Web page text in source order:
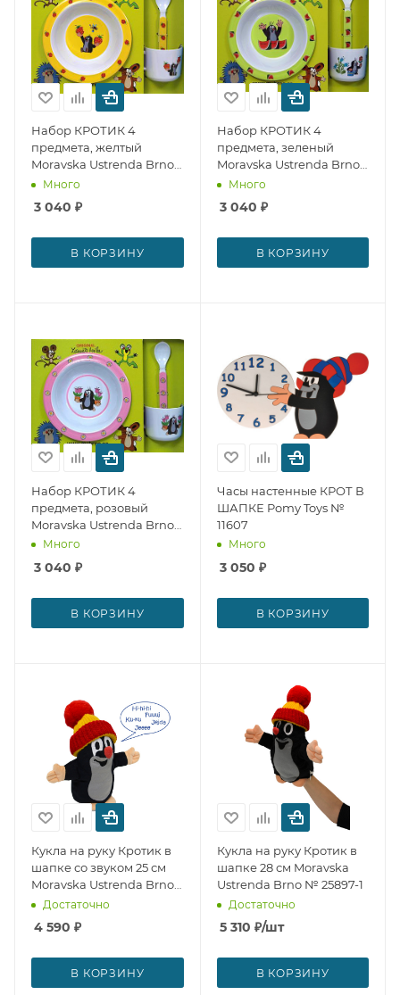
Набор КРОТИК 4
предмета, желтый
Moravska Ustrenda Brno
№ 12985
Много
3 040 ₽
В КОРЗИНУ
Набор КРОТИК 4
предмета, зеленый
Moravska Ustrenda Brno
№ 12986
Много
3 040 ₽
В КОРЗИНУ
Набор КРОТИК 4
предмета, розовый
Moravska Ustrenda Brno
№ 12984
Много
3 040 ₽
В КОРЗИНУ
Часы настенные КРОТ В
ШАПКЕ Pomy Toys №
11607
Много
3 050 ₽
В КОРЗИНУ
Кукла на руку Кротик в
шапке со звуком 25 см
Moravska Ustrenda Brno
№ 25909-1
Достаточно
4 590 ₽
В КОРЗИНУ
Кукла на руку Кротик в
шапке 28 см Moravska
Ustrenda Brno № 25897-1
Достаточно
5 310 ₽/шт
В КОРЗИНУ